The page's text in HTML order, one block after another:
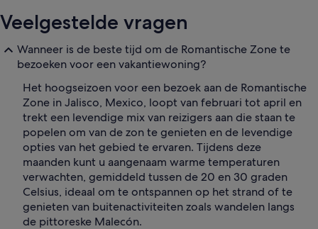
Veelgestelde vragen
Wanneer is de beste tijd om de Romantische Zone te
bezoeken voor een vakantiewoning?
Het hoogseizoen voor een bezoek aan de Romantische
Zone in Jalisco, Mexico, loopt van februari tot april en
trekt een levendige mix van reizigers aan die staan te
popelen om van de zon te genieten en de levendige
opties van het gebied te ervaren. Tijdens deze
maanden kunt u aangenaam warme temperaturen
verwachten, gemiddeld tussen de 20 en 30 graden
Celsius, ideaal om te ontspannen op het strand of te
genieten van buitenactiviteiten zoals wandelen langs
de pittoreske Malecón.